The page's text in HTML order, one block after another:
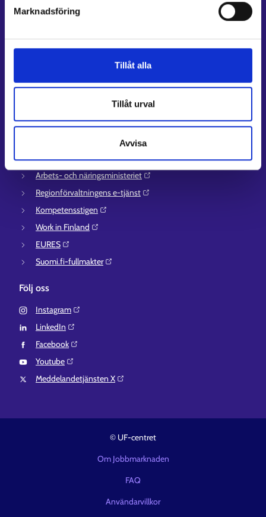
Marknadsföring
Tillåt alla
Tillåt urval
Avvisa
Stöd för e-tjänster
Information om utkomstskydd för arbetslösa
UF-centret⁠
Arbets- och näringsministeriet⁠
Regionförvaltningens e-tjänst⁠
Kompetensstigen⁠
Work in Finland⁠
EURES⁠
Suomi.fi-fullmakter⁠
Följ oss
Instagram⁠
LinkedIn⁠
Facebook⁠
Youtube⁠
Meddelandetjänsten X⁠
© UF-centret
Om Jobbmarknaden
FAQ
Användarvillkor